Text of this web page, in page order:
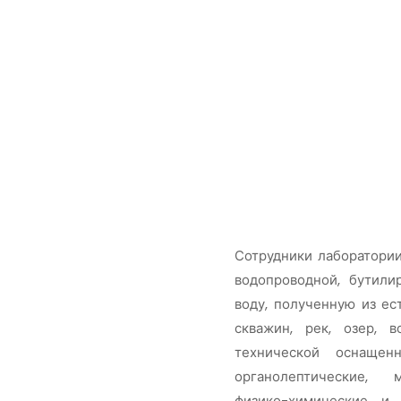
Сотрудники
водопроводной,
воду, полученную из
скважин, рек, озер,
технической
органолептические,